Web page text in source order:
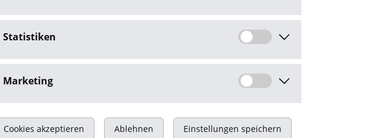
Statistiken
Marketing
Cookies akzeptieren Ablehnen Einstellungen speichern
Job-Agent aktivieren
Mit dem Klick auf "Job-Agent aktivieren" stimme ich den